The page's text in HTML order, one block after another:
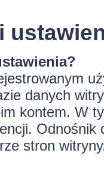
danych
kontem. W
stron